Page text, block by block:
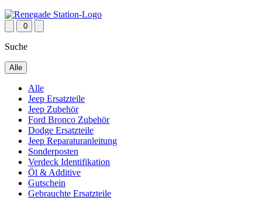
0
Suche
Alle
Alle
Jeep Ersatzteile
Jeep Zubehör
Ford Bronco Zubehör
Dodge Ersatzteile
Jeep Reparaturanleitung
Sonderposten
Verdeck Identifikation
Öl & Additive
Gutschein
Gebrauchte Ersatzteile